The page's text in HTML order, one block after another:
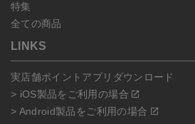
特集
全ての商品
LINKS
実店舗ポイントアプリダウンロード
> iOS製品をご利用の場合
> Android製品をご利用の場合